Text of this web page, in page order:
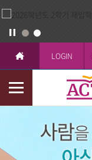
LOGIN
모
바